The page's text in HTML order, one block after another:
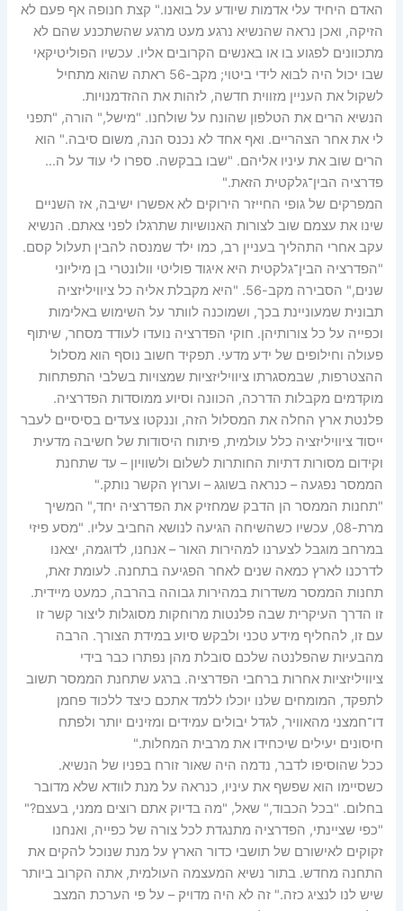
האדם היחיד עלי אדמות שיודע על בואנו." קצת חנופה אף פעם לא
הזיקה, ואכן נראה שהנשיא נרגע מעט מרגע שהשתכנע שהם לא
מתכוונים לפגוע בו או באנשים הקרובים אליו. עכשיו הפוליטיקאי
שבו יכול היה לבוא לידי ביטוי; מקב-56 ראתה שהוא מתחיל
לשקול את העניין מזווית חדשה, לזהות את ההזדמנויות.
הנשיא הרים את הטלפון שהונח על שולחנו. "מישל," הורה, "תפני
לי את אחר הצהריים. ואף אחד לא נכנס הנה, משום סיבה." הוא
הרים שוב את עיניו אליהם. "שבו בבקשה. ספרו לי עוד על ה…
פדרציה הבין־גלקטית הזאת."
המפרקים של גופי החייזר הירוקים לא אפשרו ישיבה, אז השניים
שינו את עצמם שוב לצורות האנושיות שתרגלו לפני צאתם. הנשיא
עקב אחרי התהליך בעניין רב, כמו ילד שמנסה להבין תעלול קסם.
"הפדרציה הבין־גלקטית היא איגוד פוליטי וולונטרי בן מיליוני
שנים," הסבירה מקב-56. "היא מקבלת אליה כל ציוויליזציה
תבונית שמעוניינת בכך, ושמוכנה לוותר על השימוש באלימות
וכפייה על כל צורותיהן. חוקי הפדרציה נועדו לעודד מסחר, שיתוף
פעולה וחילופים של ידע מדעי. תפקיד חשוב נוסף הוא מסלול
ההצטרפות, שבמסגרתו ציוויליזציות שמצויות בשלבי התפתחות
מוקדמים מקבלות הדרכה, הכוונה וסיוע ממוסדות הפדרציה.
פלנטת ארץ החלה את המסלול הזה, וננקטו צעדים בסיסיים לעבר
ייסוד ציוויליזציה כלל עולמית, פיתוח היסודות של חשיבה מדעית
וקידום מסורות דתיות החותרות לשלום ולשוויון – עד שתחנת
הממסר נפגעה – כנראה בשוגג – וערוץ הקשר נותק."
"תחנות הממסר הן הדבק שמחזיק את הפדרציה יחד," המשיך
מרת-08, עכשיו כשהשיחה הגיעה לנושא החביב עליו. "מסע פיזי
במרחב מוגבל לצערנו למהירות האור – אנחנו, לדוגמה, יצאנו
לדרכנו לארץ כמאה שנים לאחר הפגיעה בתחנה. לעומת זאת,
תחנות הממסר משדרות במהירות גבוהה בהרבה, כמעט מיידית.
זו הדרך העיקרית שבה פלנטות מרוחקות מסוגלות ליצור קשר זו
עם זו, להחליף מידע טכני ולבקש סיוע במידת הצורך. הרבה
מהבעיות שהפלנטה שלכם סובלת מהן נפתרו כבר בידי
ציוויליזציות אחרות ברחבי הפדרציה. ברגע שתחנת הממסר תשוב
לתפקד, המומחים שלנו יוכלו ללמד אתכם כיצד ללכוד פחמן
דו־חמצני מהאוויר, לגדל יבולים עמידים ומזינים יותר ולפתח
חיסונים יעילים שיכחידו את מרבית המחלות."
ככל שהוסיפו לדבר, נדמה היה שאור זורח בפניו של הנשיא.
כשסיימו הוא שפשף את עיניו, כנראה על מנת לוודא שלא מדובר
בחלום. "בכל הכבוד," שאל, "מה בדיוק אתם רוצים ממני, בעצם?"
"כפי שציינתי, הפדרציה מתנגדת לכל צורה של כפייה, ואנחנו
זקוקים לאישורם של תושבי כדור הארץ על מנת שנוכל להקים את
התחנה מחדש. בתור נשיא המעצמה העולמית, אתה הקרוב ביותר
שיש לנו לנציג כזה." זה לא היה מדויק – על פי הערכת המצב